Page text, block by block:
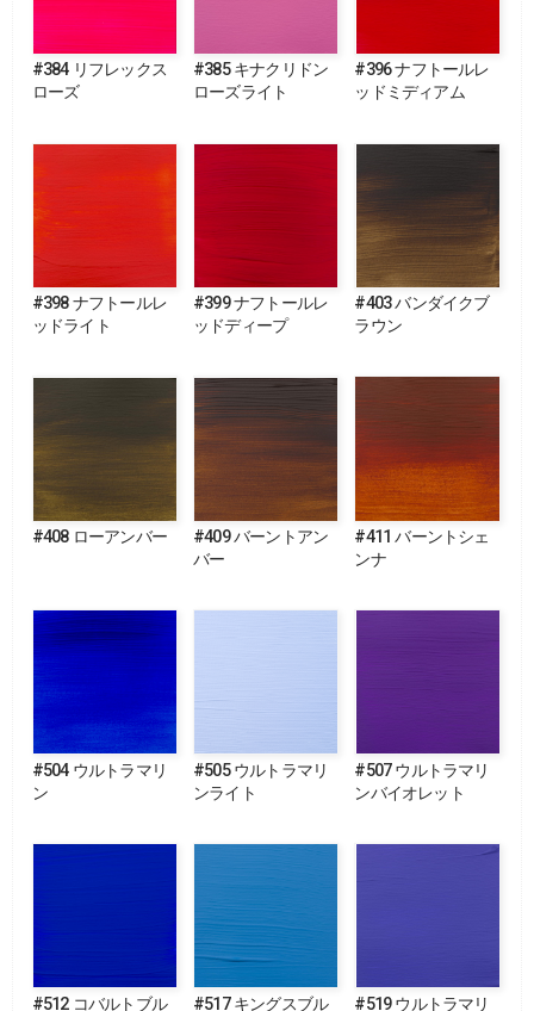
#384 リフレックス
ローズ
#385 キナクリドン
ローズライト
#396 ナフトールレ
ッドミディアム
#398 ナフトールレ
ッドライト
#399 ナフトールレ
ッドディープ
#403 バンダイクブ
ラウン
#408 ローアンバー
#409 バーントアン
バー
#411 バーントシェ
ンナ
#504 ウルトラマリ
ン
#505 ウルトラマリ
ンライト
#507 ウルトラマリ
ンバイオレット
#512 コバルトブル
#517 キングスブル
#519 ウルトラマリ